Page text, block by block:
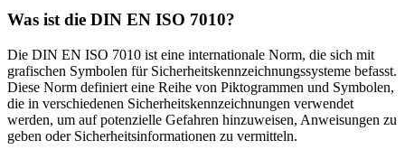
Was ist die DIN EN ISO 7010?
Die DIN EN ISO 7010 ist eine internationale Norm, die sich mit
grafischen Symbolen für Sicherheitskennzeichnungssysteme befasst.
Diese Norm definiert eine Reihe von Piktogrammen und Symbolen,
die in verschiedenen Sicherheitskennzeichnungen verwendet
werden, um auf potenzielle Gefahren hinzuweisen, Anweisungen zu
geben oder Sicherheitsinformationen zu vermitteln.